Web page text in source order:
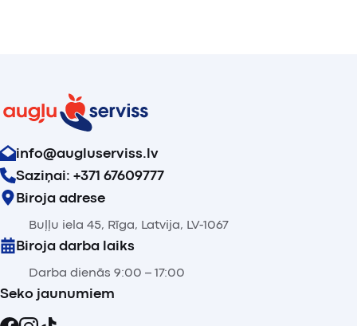
info@augluserviss.lv
Saziņai: +371 67609777
Biroja adrese
Buļļu iela 45, Rīga, Latvija, LV-1067
Biroja darba laiks
Darba dienās 9:00 – 17:00
Seko jaunumiem